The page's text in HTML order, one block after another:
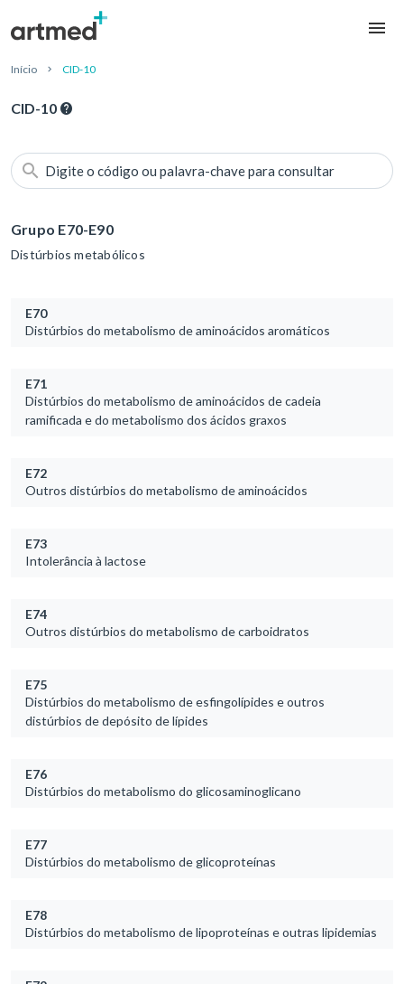
Início CID-10
CID-10
Digite o código ou palavra-chave para consultar
Grupo E70-E90
Distúrbios metabólicos
E70
Distúrbios do metabolismo de aminoácidos aromáticos
E71
Distúrbios do metabolismo de aminoácidos de cadeia
ramificada e do metabolismo dos ácidos graxos
E72
Outros distúrbios do metabolismo de aminoácidos
E73
Intolerância à lactose
E74
Outros distúrbios do metabolismo de carboidratos
E75
Distúrbios do metabolismo de esfingolípides e outros
distúrbios de depósito de lípides
E76
Distúrbios do metabolismo do glicosaminoglicano
E77
Distúrbios do metabolismo de glicoproteínas
E78
Distúrbios do metabolismo de lipoproteínas e outras lipidemias